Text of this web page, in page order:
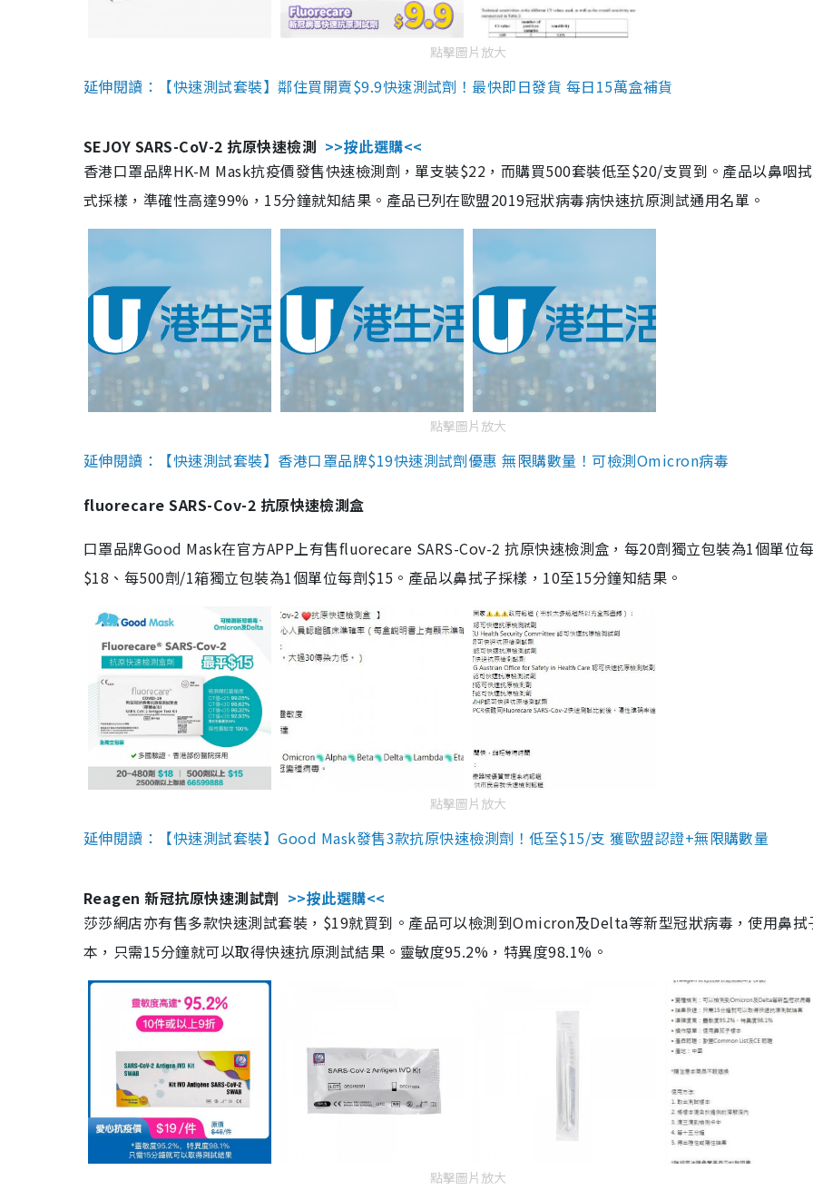
點擊圖片放大
延伸閱讀：【快速測試套裝】鄰住買開賣$9.9快速測試劑！最快即日發貨 每日15萬盒補貨
SEJOY SARS-CoV-2 抗原快速檢測 >>按此選購<<
香港口罩品牌HK-M Mask抗疫價發售快速檢測劑，單支裝$22，而購買500套裝低至$20/支買到。產品以鼻咽
式採樣，準確性高達99%，15分鐘就知結果。產品已列在歐盟2019冠狀病毒病快速抗原測試通用名單。
點擊圖片放大
延伸閱讀：【快速測試套裝】香港口罩品牌$19快速測試劑優惠 無限購數量！可檢測Omicron病毒
fluorecare SARS-Cov-2 抗原快速檢測盒
口罩品牌Good Mask在官方APP上有售fluorecare SARS-Cov-2 抗原快速檢測盒，每20劑獨立包裝為1個單位
$18、每500劑/1箱獨立包裝為1個單位每劑$15。產品以鼻拭子採樣，10至15分鐘知結果。
點擊圖片放大
延伸閱讀：【快速測試套裝】Good Mask發售3款抗原快速檢測劑！低至$15/支 獲歐盟認證+無限購數量
Reagen 新冠抗原快速測試劑 >>按此選購<<
莎莎網店亦有售多款快速測試套裝，$19就買到。產品可以檢測到Omicron及Delta等新型冠狀病毒，使用鼻拭
本，只需15分鐘就可以取得快速抗原測試結果。靈敏度95.2%，特異度98.1%。
點擊圖片放大